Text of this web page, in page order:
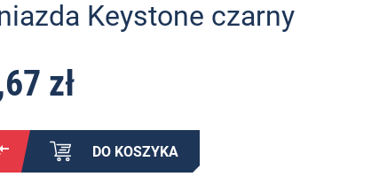
Keystone czarny
zł
DO KOSZYKA